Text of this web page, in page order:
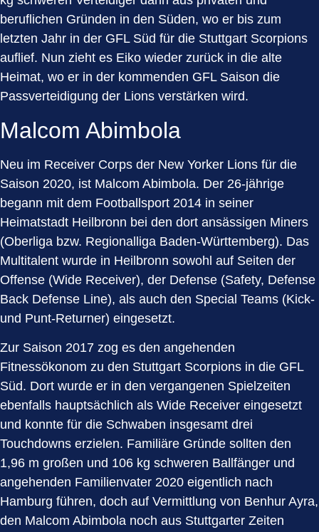
beruflichen Gründen in den Süden, wo er bis zum
letzten Jahr in der GFL Süd für die Stuttgart Scorpions
auflief. Nun zieht es Eiko wieder zurück in die alte
Heimat, wo er in der kommenden GFL Saison die
Passverteidigung der Lions verstärken wird.
Malcom Abimbola
Neu im Receiver Corps der New Yorker Lions für die
Saison 2020, ist Malcom Abimbola. Der 26-jährige
begann mit dem Footballsport 2014 in seiner
Heimatstadt Heilbronn bei den dort ansässigen Miners
(Oberliga bzw. Regionalliga Baden-Württemberg). Das
Multitalent wurde in Heilbronn sowohl auf Seiten der
Offense (Wide Receiver), der Defense (Safety, Defense
Back Defense Line), als auch den Special Teams (Kick-
und Punt-Returner) eingesetzt.
Zur Saison 2017 zog es den angehenden
Fitnessökonom zu den Stuttgart Scorpions in die GFL
Süd. Dort wurde er in den vergangenen Spielzeiten
ebenfalls hauptsächlich als Wide Receiver eingesetzt
und konnte für die Schwaben insgesamt drei
Touchdowns erzielen. Familiäre Gründe sollten den
1,96 m großen und 106 kg schweren Ballfänger und
angehenden Familienvater 2020 eigentlich nach
Hamburg führen, doch auf Vermittlung von Benhur Ayra,
den Malcom Abimbola noch aus Stuttgarter Zeiten